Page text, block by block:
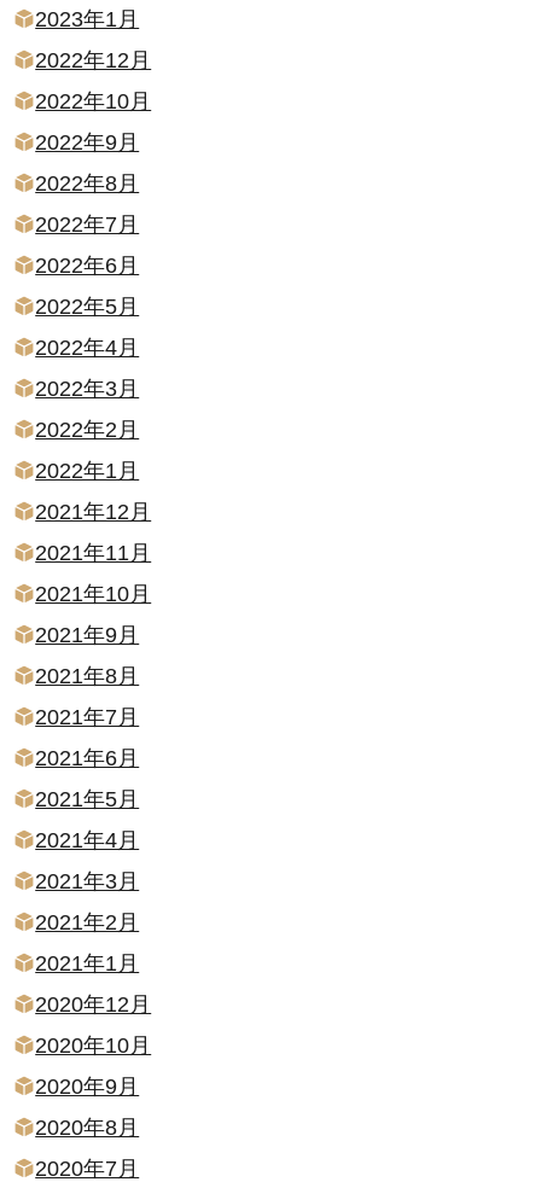
2023年1月
2022年12月
2022年10月
2022年9月
2022年8月
2022年7月
2022年6月
2022年5月
2022年4月
2022年3月
2022年2月
2022年1月
2021年12月
2021年11月
2021年10月
2021年9月
2021年8月
2021年7月
2021年6月
2021年5月
2021年4月
2021年3月
2021年2月
2021年1月
2020年12月
2020年10月
2020年9月
2020年8月
2020年7月